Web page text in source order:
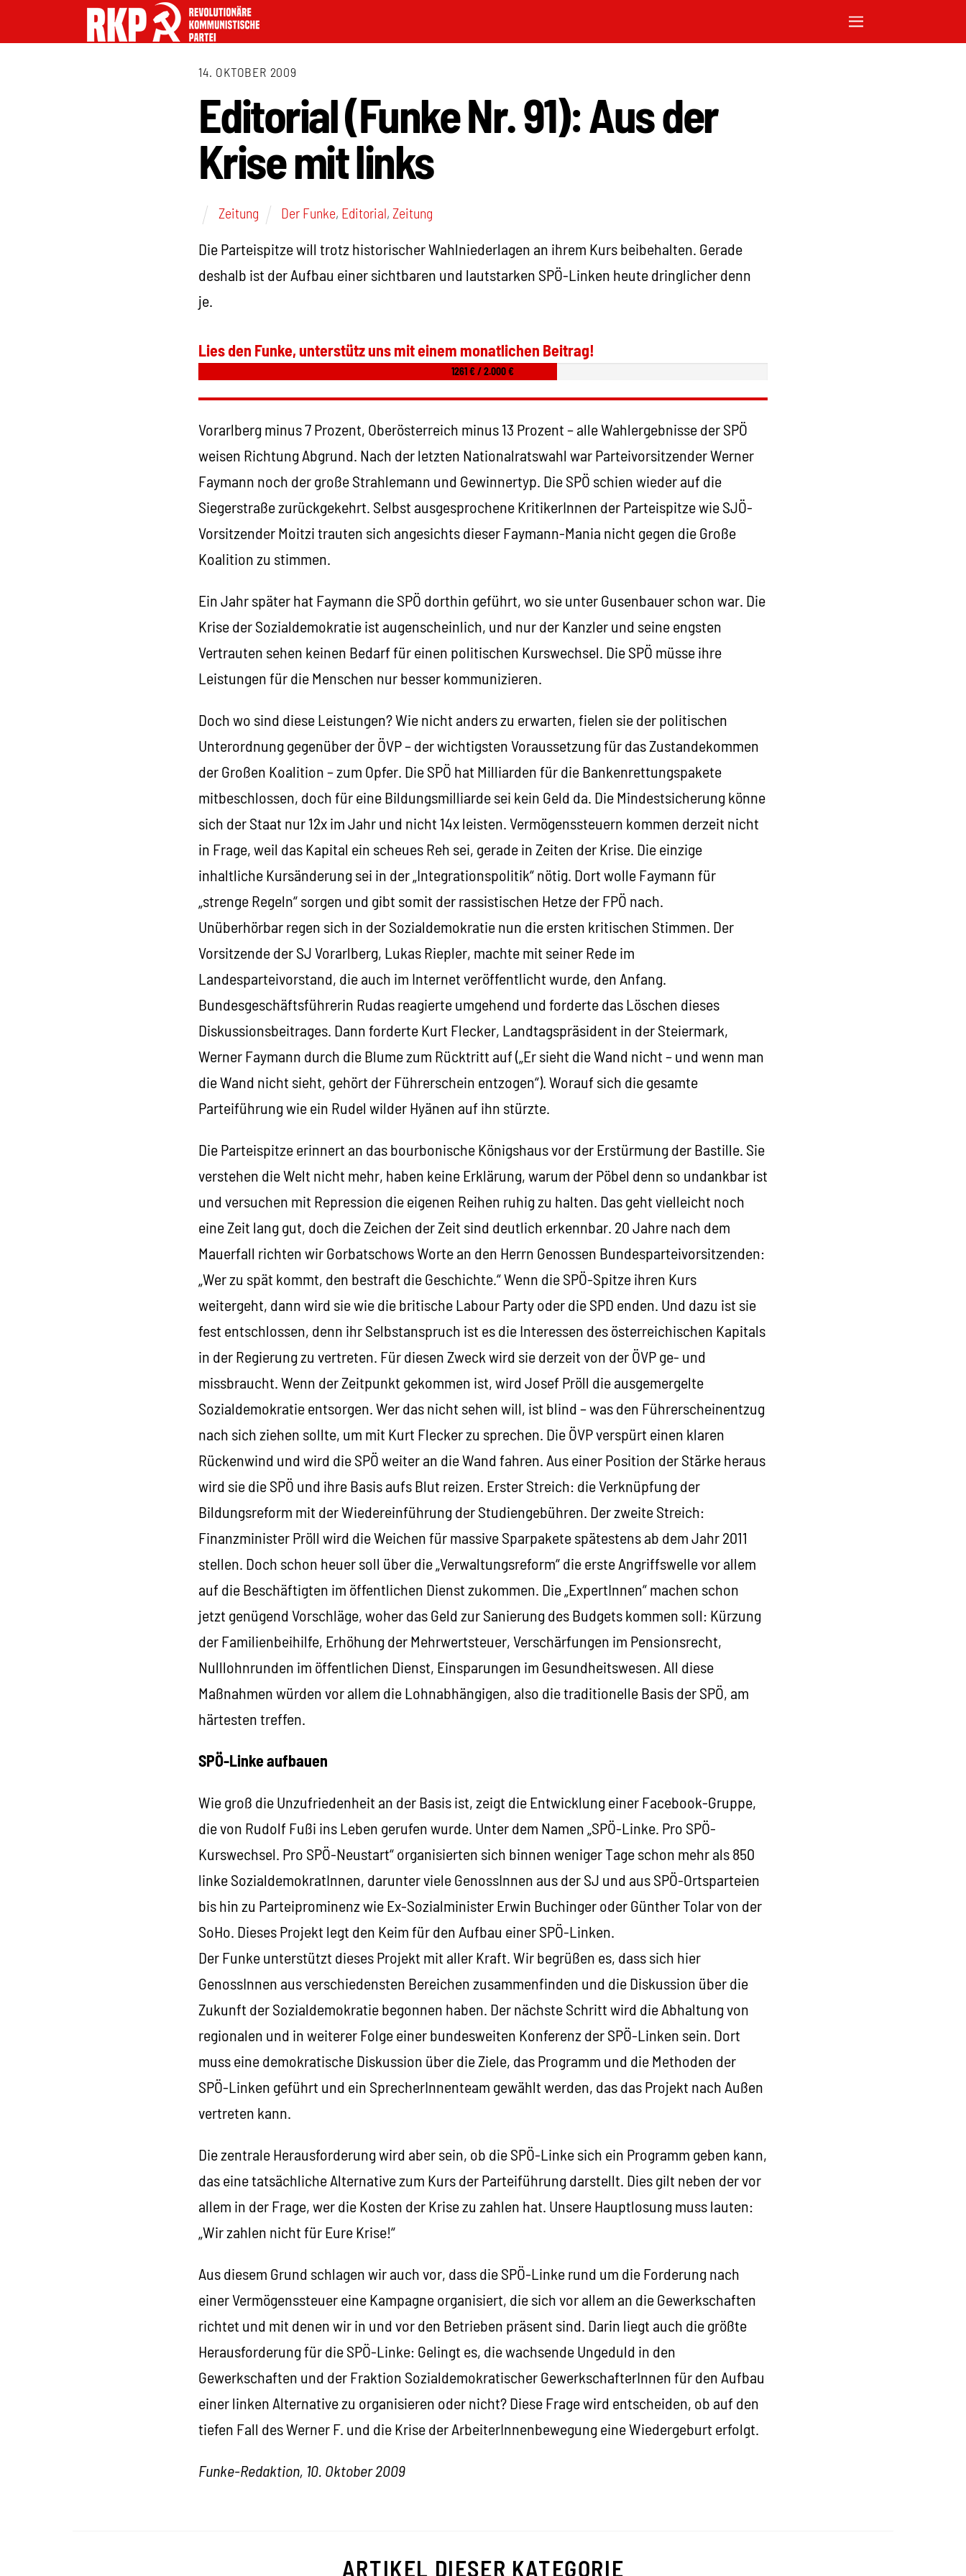
14. OKTOBER 2009
Editorial (Funke Nr. 91): Aus der
Krise mit links
Zeitung Der Funke, Editorial,Zeitung
Die Parteispitze will trotz historischer Wahlniederlagen an ihrem Kurs beibehalten. Gerade
deshalb ist der Aufbau einer sichtbaren und lautstarken SPÖ-Linken heute dringlicher denn
je.
Lies den Funke, unterstütz uns mit einem monatlichen Beitrag!
1261 € / 2.000 €
Vorarlberg minus 7 Prozent, Oberösterreich minus 13 Prozent – alle Wahlergebnisse der SPÖ
weisen Richtung Abgrund. Nach der letzten Nationalratswahl war Parteivorsitzender Werner
Faymann noch der große Strahlemann und Gewinnertyp. Die SPÖ schien wieder auf die
Siegerstraße zurückgekehrt. Selbst ausgesprochene KritikerInnen der Parteispitze wie SJÖ-
Vorsitzender Moitzi trauten sich angesichts dieser Faymann-Mania nicht gegen die Große
Koalition zu stimmen.
Ein Jahr später hat Faymann die SPÖ dorthin geführt, wo sie unter Gusenbauer schon war. Die
Krise der Sozialdemokratie ist augenscheinlich, und nur der Kanzler und seine engsten
Vertrauten sehen keinen Bedarf für einen politischen Kurswechsel. Die SPÖ müsse ihre
Leistungen für die Menschen nur besser kommunizieren.
Doch wo sind diese Leistungen? Wie nicht anders zu erwarten, fielen sie der politischen
Unterordnung gegenüber der ÖVP – der wichtigsten Voraussetzung für das Zustandekommen
der Großen Koalition – zum Opfer. Die SPÖ hat Milliarden für die Bankenrettungspakete
mitbeschlossen, doch für eine Bildungsmilliarde sei kein Geld da. Die Mindestsicherung könne
sich der Staat nur 12x im Jahr und nicht 14x leisten. Vermögenssteuern kommen derzeit nicht
in Frage, weil das Kapital ein scheues Reh sei, gerade in Zeiten der Krise. Die einzige
inhaltliche Kursänderung sei in der „Integrationspolitik“ nötig. Dort wolle Faymann für
„strenge Regeln“ sorgen und gibt somit der rassistischen Hetze der FPÖ nach.
Unüberhörbar regen sich in der Sozialdemokratie nun die ersten kritischen Stimmen. Der
Vorsitzende der SJ Vorarlberg, Lukas Riepler, machte mit seiner Rede im
Landesparteivorstand, die auch im Internet veröffentlicht wurde, den Anfang.
Bundesgeschäftsführerin Rudas reagierte umgehend und forderte das Löschen dieses
Diskussionsbeitrages. Dann forderte Kurt Flecker, Landtagspräsident in der Steiermark,
Werner Faymann durch die Blume zum Rücktritt auf („Er sieht die Wand nicht – und wenn man
die Wand nicht sieht, gehört der Führerschein entzogen“). Worauf sich die gesamte
Parteiführung wie ein Rudel wilder Hyänen auf ihn stürzte.
Die Parteispitze erinnert an das bourbonische Königshaus vor der Erstürmung der Bastille. Sie
verstehen die Welt nicht mehr, haben keine Erklärung, warum der Pöbel denn so undankbar ist
und versuchen mit Repression die eigenen Reihen ruhig zu halten. Das geht vielleicht noch
eine Zeit lang gut, doch die Zeichen der Zeit sind deutlich erkennbar. 20 Jahre nach dem
Mauerfall richten wir Gorbatschows Worte an den Herrn Genossen Bundesparteivorsitzenden:
„Wer zu spät kommt, den bestraft die Geschichte.“ Wenn die SPÖ-Spitze ihren Kurs
weitergeht, dann wird sie wie die britische Labour Party oder die SPD enden. Und dazu ist sie
fest entschlossen, denn ihr Selbstanspruch ist es die Interessen des österreichischen Kapitals
in der Regierung zu vertreten. Für diesen Zweck wird sie derzeit von der ÖVP ge- und
missbraucht. Wenn der Zeitpunkt gekommen ist, wird Josef Pröll die ausgemergelte
Sozialdemokratie entsorgen. Wer das nicht sehen will, ist blind – was den Führerscheinentzug
nach sich ziehen sollte, um mit Kurt Flecker zu sprechen. Die ÖVP verspürt einen klaren
Rückenwind und wird die SPÖ weiter an die Wand fahren. Aus einer Position der Stärke heraus
wird sie die SPÖ und ihre Basis aufs Blut reizen. Erster Streich: die Verknüpfung der
Bildungsreform mit der Wiedereinführung der Studiengebühren. Der zweite Streich:
Finanzminister Pröll wird die Weichen für massive Sparpakete spätestens ab dem Jahr 2011
stellen. Doch schon heuer soll über die „Verwaltungsreform“ die erste Angriffswelle vor allem
auf die Beschäftigten im öffentlichen Dienst zukommen. Die „ExpertInnen“ machen schon
jetzt genügend Vorschläge, woher das Geld zur Sanierung des Budgets kommen soll: Kürzung
der Familienbeihilfe, Erhöhung der Mehrwertsteuer, Verschärfungen im Pensionsrecht,
Nulllohnrunden im öffentlichen Dienst, Einsparungen im Gesundheitswesen. All diese
Maßnahmen würden vor allem die Lohnabhängigen, also die traditionelle Basis der SPÖ, am
härtesten treffen.
SPÖ-Linke aufbauen
Wie groß die Unzufriedenheit an der Basis ist, zeigt die Entwicklung einer Facebook-Gruppe,
die von Rudolf Fußi ins Leben gerufen wurde. Unter dem Namen „SPÖ-Linke. Pro SPÖ-
Kurswechsel. Pro SPÖ-Neustart“ organisierten sich binnen weniger Tage schon mehr als 850
linke SozialdemokratInnen, darunter viele GenossInnen aus der SJ und aus SPÖ-Ortsparteien
bis hin zu Parteiprominenz wie Ex-Sozialminister Erwin Buchinger oder Günther Tolar von der
SoHo. Dieses Projekt legt den Keim für den Aufbau einer SPÖ-Linken.
Der Funke unterstützt dieses Projekt mit aller Kraft. Wir begrüßen es, dass sich hier
GenossInnen aus verschiedensten Bereichen zusammenfinden und die Diskussion über die
Zukunft der Sozialdemokratie begonnen haben. Der nächste Schritt wird die Abhaltung von
regionalen und in weiterer Folge einer bundesweiten Konferenz der SPÖ-Linken sein. Dort
muss eine demokratische Diskussion über die Ziele, das Programm und die Methoden der
SPÖ-Linken geführt und ein SprecherInnenteam gewählt werden, das das Projekt nach Außen
vertreten kann.
Die zentrale Herausforderung wird aber sein, ob die SPÖ-Linke sich ein Programm geben kann,
das eine tatsächliche Alternative zum Kurs der Parteiführung darstellt. Dies gilt neben der vor
allem in der Frage, wer die Kosten der Krise zu zahlen hat. Unsere Hauptlosung muss lauten:
„Wir zahlen nicht für Eure Krise!“
Aus diesem Grund schlagen wir auch vor, dass die SPÖ-Linke rund um die Forderung nach
einer Vermögenssteuer eine Kampagne organisiert, die sich vor allem an die Gewerkschaften
richtet und mit denen wir in und vor den Betrieben präsent sind. Darin liegt auch die größte
Herausforderung für die SPÖ-Linke: Gelingt es, die wachsende Ungeduld in den
Gewerkschaften und der Fraktion Sozialdemokratischer GewerkschafterInnen für den Aufbau
einer linken Alternative zu organisieren oder nicht? Diese Frage wird entscheiden, ob auf den
tiefen Fall des Werner F. und die Krise der ArbeiterInnenbewegung eine Wiedergeburt erfolgt.
Funke-Redaktion, 10. Oktober 2009
ARTIKEL DIESER KATEGORIE